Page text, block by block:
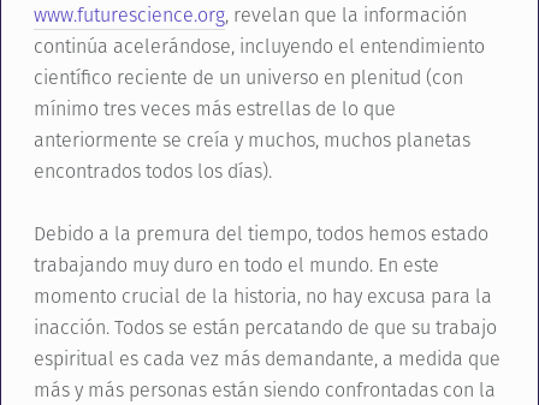
www.futurescience.org, revelan que la información
continúa acelerándose, incluyendo el entendimiento
científico reciente de un universo en plenitud (con
mínimo tres veces más estrellas de lo que
anteriormente se creía y muchos, muchos planetas
encontrados todos los días).
Debido a la premura del tiempo, todos hemos estado
trabajando muy duro en todo el mundo. En este
momento crucial de la historia, no hay excusa para la
inacción. Todos se están percatando de que su trabajo
espiritual es cada vez más demandante, a medida que
más y más personas están siendo confrontadas con la